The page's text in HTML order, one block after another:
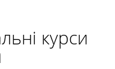
курси